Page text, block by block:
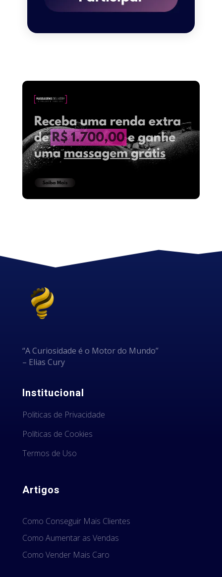
“A Curiosidade é o Motor do Mundo”
– Elias Cury
Institucional
Politicas de Privacidade
Políticas de Cookies
Termos de Uso
Artigos
Como Conseguir Mais Clientes
Como Aumentar as Vendas
Como Vender Mais Caro